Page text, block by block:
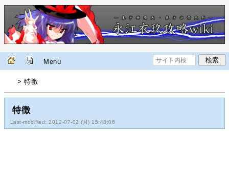
Menu
> 特徴
特徴
Last-modified: 2012-07-02 (月) 15:48:06